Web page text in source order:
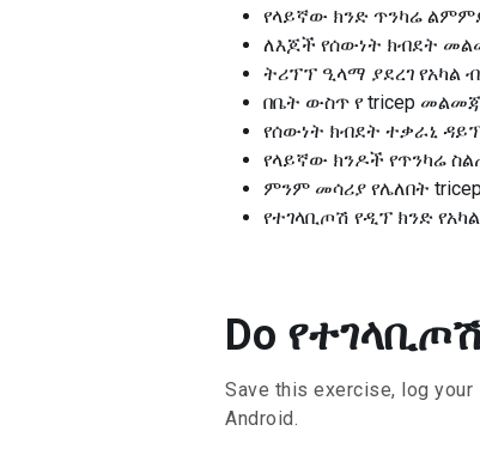
የላይኛው ክንድ ጥንካሬ
ለእጆች የሰውነት ክብደት
ትሪፕፕ ዒላማ ያደረገ የአካል
በቤት ውስጥ የ tricep
የሰውነት ክብደት ተቃራኒ
የላይኛው ክንዶች የጥንካሬ
ምንም መሳሪያ የሌለበት
የተገላቢጦሽ የዲፕ ክንድ
Do
Save this exercise, log
Android.